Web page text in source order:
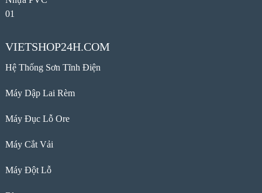
VIETSHOP24H.COM
Hệ Thống Sơn Tĩnh Điện
Máy Dập Lai Rèm
Máy Đục Lỗ Ore
Máy Cắt Vải
Máy Đột Lỗ